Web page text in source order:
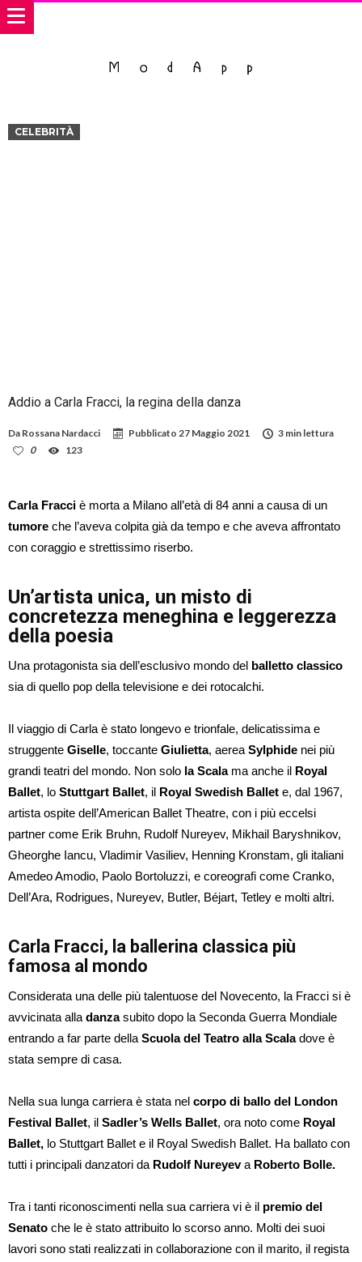
CELEBRITÀ
Addio a Carla Fracci, la regina della danza
Da Rossana Nardacci Pubblicato 27 Maggio 2021
3 min lettura
0
123
Carla Fracci è morta a Milano all’età di 84 anni a causa di un
tumore che l’aveva colpita già da tempo e che aveva affrontato
con coraggio e strettissimo riserbo.
Un’artista unica, un misto di
concretezza meneghina e leggerezza
della poesia
Una protagonista sia dell’esclusivo mondo del balletto classico
sia di quello pop della televisione e dei rotocalchi.
Il viaggio di Carla è stato longevo e trionfale, delicatissima e
struggente Giselle, toccante Giulietta, aerea Sylphide nei più
grandi teatri del mondo. Non solo la Scalama anche il Royal
Ballet, lo Stuttgart Ballet, il Royal Swedish Ballet e, dal 1967,
artista ospite dell’American Ballet Theatre, con i più eccelsi
partner come Erik Bruhn, Rudolf Nureyev, Mikhail Baryshnikov,
Gheorghe Iancu, Vladimir Vasiliev, Henning Kronstam, gli italiani
Amedeo Amodio, Paolo Bortoluzzi, e coreografi come Cranko,
Dell’Ara, Rodrigues, Nureyev, Butler, Béjart, Tetley e molti altri.
Carla Fracci, la ballerina classica più
famosa al mondo
Considerata una delle più talentuose del Novecento, la Fracci si è
avvicinata alla danzasubito dopo la Seconda Guerra Mondiale
entrando a far parte della Scuola del Teatro alla Scaladove è
stata sempre di casa.
Nella sua lunga carriera è stata nel corpo di ballo del London
Festival Ballet, il Sadler’s Wells Ballet, ora noto come Royal
Ballet, lo Stuttgart Ballet e il Royal Swedish Ballet. Ha ballato con
tutti i principali danzatori da Rudolf Nureyeva Roberto Bolle.
Tra i tanti riconoscimenti nella sua carriera vi è il premio del
Senato che le è stato attribuito lo scorso anno. Molti dei suoi
lavori sono stati realizzati in collaborazione con il marito, il regista